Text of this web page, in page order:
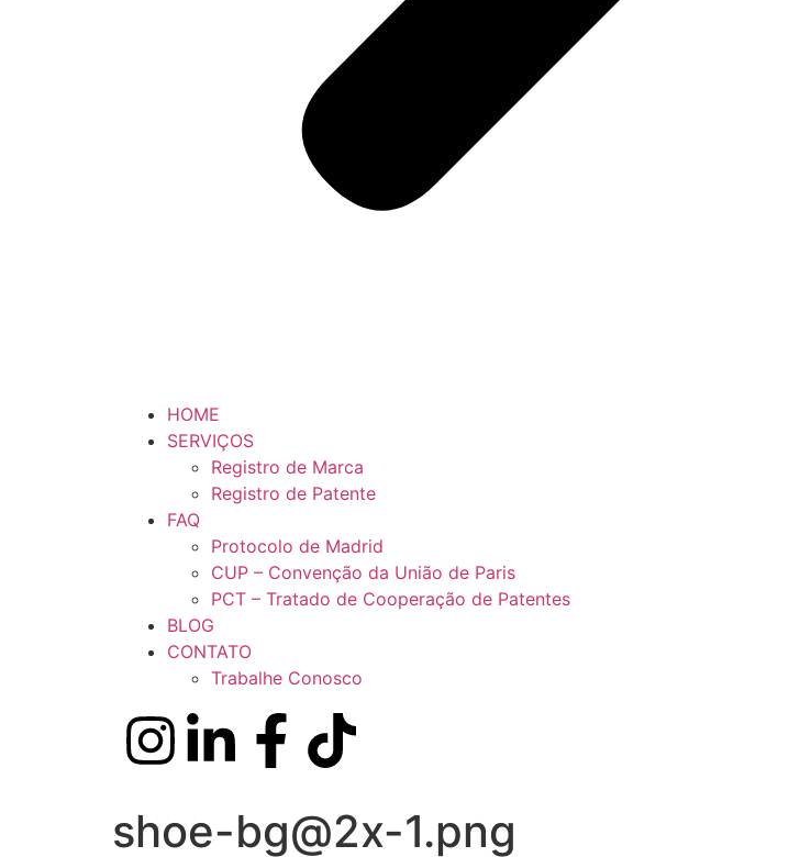
HOME
SERVIÇOS
Registro de Marca
Registro de Patente
FAQ
Protocolo de Madrid
CUP – Convenção da União de Paris
PCT – Tratado de Cooperação de Patentes
BLOG
CONTATO
Trabalhe Conosco
shoe-bg@2x-1.png